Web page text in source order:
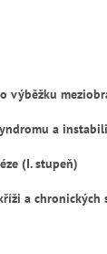
výběžku
a
(I. stupeň)
a chronických